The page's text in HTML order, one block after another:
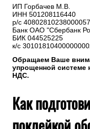
ИП Горбачев М.В.
ИНН 501208116440
р/с
Банк ОАО "Сбербанк
БИК 044525225
к/с
Обращаем Ваше
упрощенной системе
НДС.
Как